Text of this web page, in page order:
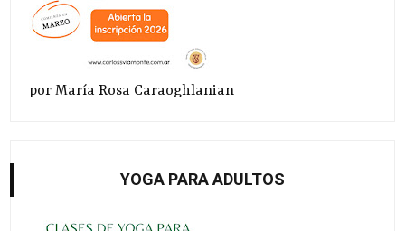
por María Rosa Caraoghlanian
YOGA PARA ADULTOS